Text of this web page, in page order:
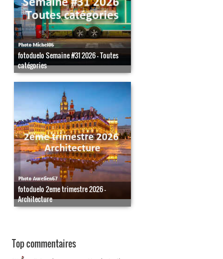
fotoduelo Semaine #31 2026 - Toutes
catégories
fotoduelo 2eme trimestre 2026 -
Architecture
Top commentaires